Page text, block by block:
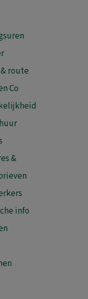
route
Co
&
info